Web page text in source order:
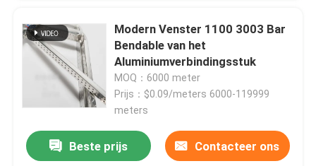
Producten
Modern Venster 1100 3003 Bar
Bendable van het
Aluminiumverbindingsstuk
MOQ：6000 meter
Prijs：$0.09/meters 6000-119999
meters
Beste prijs Contacteer ons